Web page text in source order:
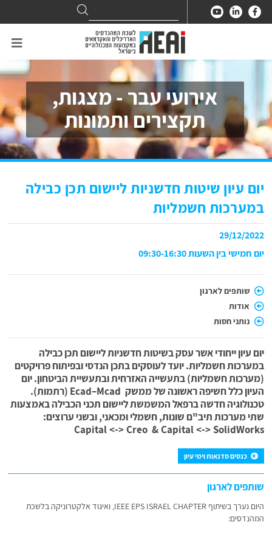
for:
Search
אירועי עבר - מצגות,
תקצירים ותמונות
יום עיון שיטות חדשניות ליישום תכן כבילה
במערכות חשמליות
29/12/2022
יום חמישי בין השעות 09:30-16:30
שותפים לארגון
אודות
נותני חסות
יום עיון ייחודי אשר עסק בשיטות חדשניות ליישום תכן כבילה
במערכות חשמליות. יועד לעוסקים בתכן הנדסי ובפיתוח פרויקטים
(מערכות חשמליות) בתעשייה האזרחית ובתעשיית הביטחון. יום
העיון כלל חשיפה ראשונה של ממשק Ecad–Mcad (רתמות).
טכנולוגיה חדשה ברפאל המשמשת ליישום תכני הכבילה באמצעות
שתי מערכות תיב"ם שונות, חשמלי ומכאני, ובשני ערוצים:
Capital <-> Creo & Capital <-> SolidWorks
כנסים סדנאות וימי עיון
שותפים לארגון
היום נערך בשיתוף IEEE EPS ISRAEL CHAPTER, ואיגוד אלקטרוניקה בלשכת
המהנדסים: